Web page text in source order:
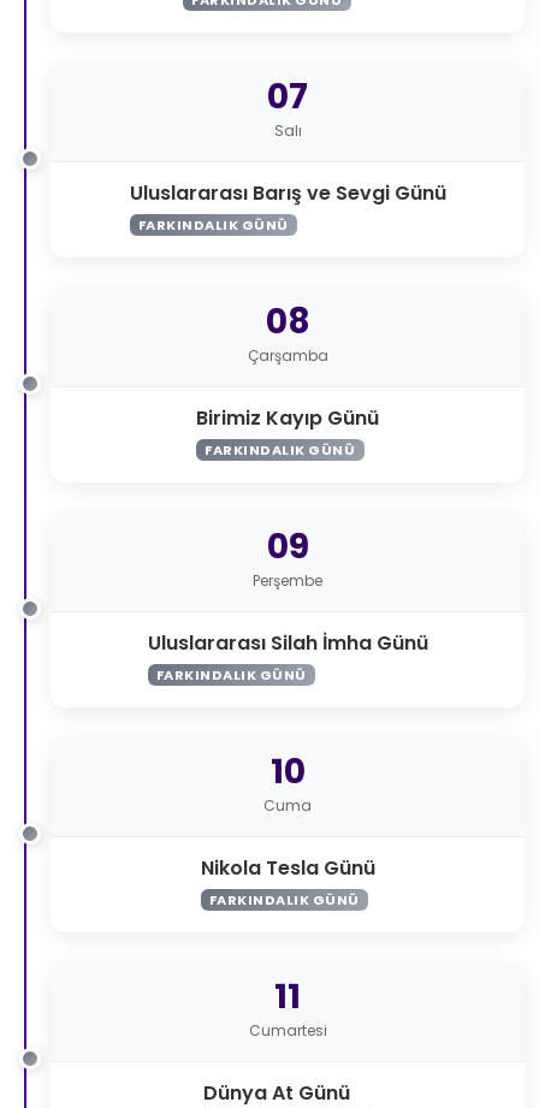
07
Salı
Uluslararası Barış ve Sevgi Günü
FARKINDALIK GÜNÜ
08
Çarşamba
Birimiz Kayıp Günü
FARKINDALIK GÜNÜ
09
Perşembe
Uluslararası Silah İmha Günü
FARKINDALIK GÜNÜ
10
Cuma
Nikola Tesla Günü
FARKINDALIK GÜNÜ
11
Cumartesi
Dünya At Günü